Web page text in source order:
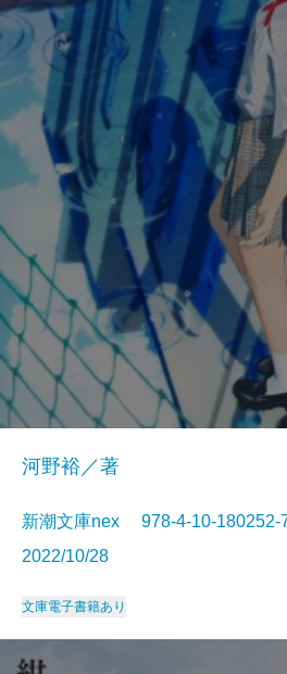
河野裕／著
新潮文庫nex 978-4-10-
2022/10/28
文庫電子書籍あり